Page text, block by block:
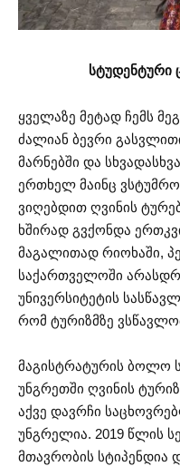
სტუდენტური
ყველაზე მეტად ჩემს
ძალიან ბევრი
მარნებში და
ერთხელ მაინც
ვიღებდით ღვინის
ხშირად გვქონდა
მაგალითად რიოხაში,
საქართველოში
უნივერსიტეტის
რომ ტურიზმზე
მაგისტრატურის ბოლო
უნგრეთში ღვინის
აქვე დავრჩი
უნგრელია. 2019 წლის
მთავრობის სტიპენდია